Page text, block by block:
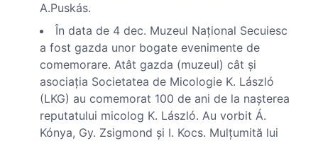
A.Puskás.
În data de 4 dec. Muzeul Naţional Secuiesc
a fost gazda unor bogate evenimente de
comemorare. Atât gazda (muzeul) cât şi
asociaţia Societatea de Micologie K. László
(LKG) au comemorat 100 de ani de la naşterea
reputatului micolog K. László. Au vorbit Á.
Kónya, Gy. Zsigmond şi I. Kocs. Mulţumită lui